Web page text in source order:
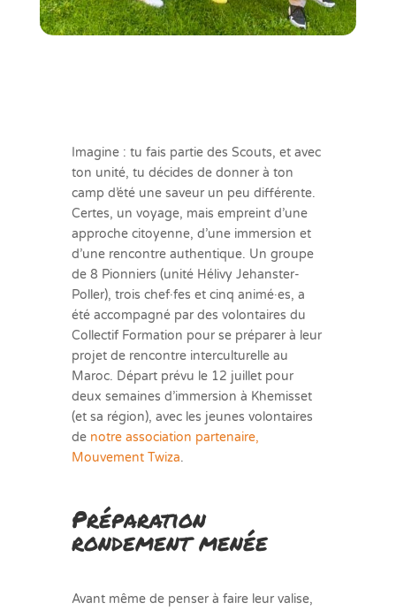
Imagine : tu fais partie des Scouts, et avec
ton unité, tu décides de donner à ton
camp d’été une saveur un peu différente.
Certes, un voyage, mais empreint d’une
approche citoyenne, d’une immersion et
d’une rencontre authentique. Un groupe
de 8 Pionniers (unité Hélivy Jehanster-
Poller), trois chef·fes et cinq animé·es, a
été accompagné par des volontaires du
Collectif Formation pour se préparer à leur
projet de rencontre interculturelle au
Maroc. Départ prévu le 12 juillet pour
deux semaines d’immersion à Khemisset
(et sa région), avec les jeunes volontaires
de notre association partenaire,
Mouvement Twiza.
Préparation
rondement menée
Avant même de penser à faire leur valise,